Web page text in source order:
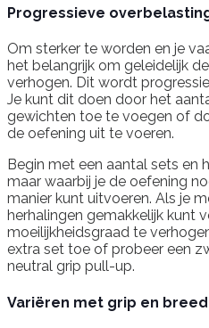
Progressieve
Om sterker te worden en je
het belangrijk om geleidelijk
verhogen. Dit wordt
Je kunt dit doen door het
gewichten toe te voegen of
de oefening uit te voeren.
Begin met een aantal sets en
maar waarbij je de oefening
manier kunt uitvoeren. Als je
herhalingen gemakkelijk kunt
moeilijkheidsgraad te
extra set toe of probeer een
neutral grip pull-up.
Variëren met grip en